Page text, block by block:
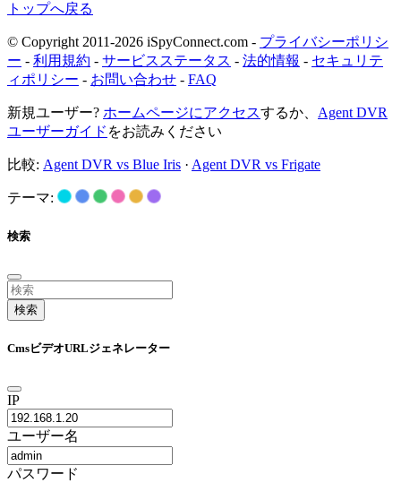
トップへ戻る
© Copyright 2011-2026 iSpyConnect.com - プライバシーポリシ
ー - 利用規約 - サービスステータス - 法的情報 - セキュリテ
ィポリシー - お問い合わせ - FAQ
新規ユーザー? ホームページにアクセスするか、 Agent DVR
ユーザーガイド をお読みください
比較: Agent DVR vs Blue Iris · Agent DVR vs Frigate
テーマ:
検索
検索
CmsビデオURLジェネレーター
IP
ユーザー名
パスワード